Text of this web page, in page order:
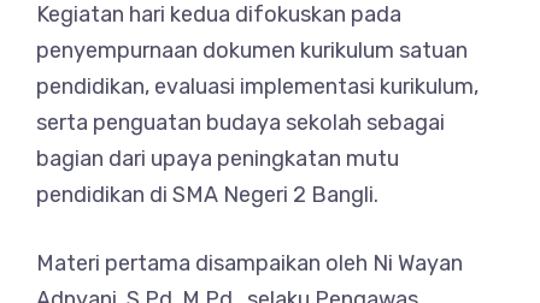
Kegiatan hari kedua difokuskan pada
penyempurnaan dokumen kurikulum satuan
pendidikan, evaluasi implementasi kurikulum,
serta penguatan budaya sekolah sebagai
bagian dari upaya peningkatan mutu
pendidikan di SMA Negeri 2 Bangli.
Materi pertama disampaikan oleh Ni Wayan